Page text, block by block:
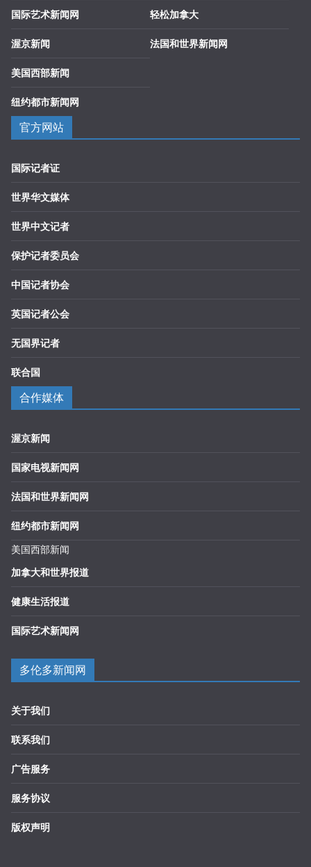
国际艺术新闻网
渥京新闻
美国西部新闻
纽约都市新闻网
轻松加拿大
法国和世界新闻网
官方网站
国际记者证
世界华文媒体
世界中文记者
保护记者委员会
中国记者协会
英国记者公会
无国界记者
联合国
合作媒体
渥京新闻
国家电视新闻网
法国和世界新闻网
纽约都市新闻网
美国西部新闻
加拿大和世界报道
健康生活报道
国际艺术新闻网
多伦多新闻网
关于我们
联系我们
广告服务
服务协议
版权声明